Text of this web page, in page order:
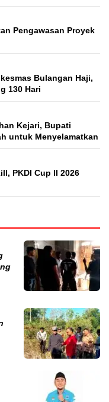
Pengawasan Proyek
Bulangan Haji,
130 Hari
Kejari, Bupati
untuk Menyelamatkan
PKDI Cup II 2026